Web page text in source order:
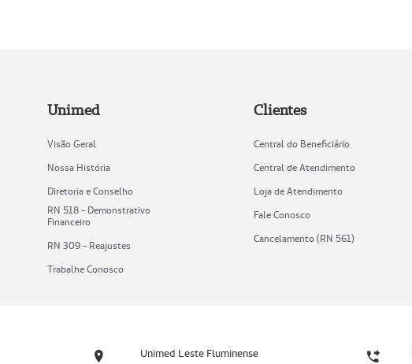
Unimed
Visão Geral
Nossa História
Diretoria e Conselho
RN 518 - Demonstrativo
Financeiro
RN 309 - Reajustes
Trabalhe Conosco
Clientes
Central do Beneficiário
Central de Atendimento
Loja de Atendimento
Fale Conosco
Cancelamento (RN 561)
Unimed Leste Fluminense